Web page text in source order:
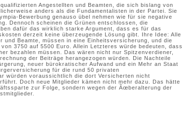
Angestellten und Beamten, die sich bislang von
anders als die Fundamentalisten in der Partei. Sie
Bewerbung genauso übel nehmen wie für sie negative
Dennoch scheinen die Grünen entschlossen, die
dafür das wirklich starke Argument, dass es für das
derzeit keine überzeugende Lösung gibt. Ihre Idee: Alle
und Beamte, müssen in eine Einheitsversicherung, und die
3750 auf 5500 Euro. Allein Letzteres würde bedeuten, dass
bezahlen müssen. Das wären nicht nur Spitzenverdiener,
der Beiträge herangezogen würden. Die Nachteile
neuer bürokratischer Aufwand und ein Mehr an Staat
für die rund 50 privaten
würden voraussichtlich die dort Versicherten nicht
Doch neue Mitglieder kämen nicht mehr dazu. Das hätte
zur Folge, sondern wegen der Ãœberalterung der